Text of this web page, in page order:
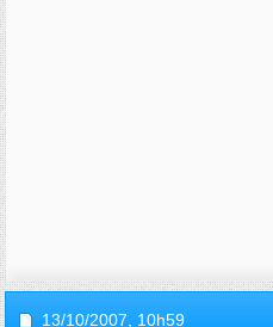
13/10/2007, 10h59